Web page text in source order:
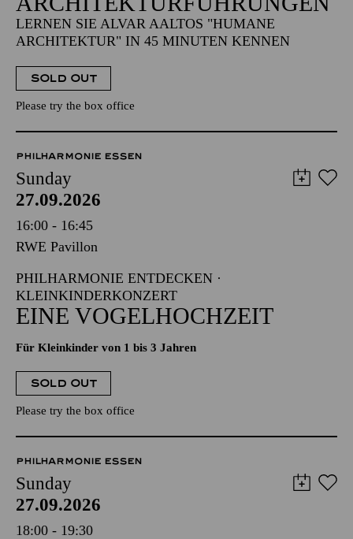
LERNEN SIE ALVAR AALTOS "HUMANE
ARCHITEKTUR" IN 45 MINUTEN KENNEN
SOLD OUT
Please try the box office
PHILHARMONIE ESSEN
Sunday
27.09.2026
16:00 - 16:45
RWE Pavillon
PHILHARMONIE ENTDECKEN ·
KLEINKINDERKONZERT
EINE VOGELHOCHZEIT
Für Kleinkinder von 1 bis 3 Jahren
SOLD OUT
Please try the box office
PHILHARMONIE ESSEN
Sunday
27.09.2026
18:00 - 19:30